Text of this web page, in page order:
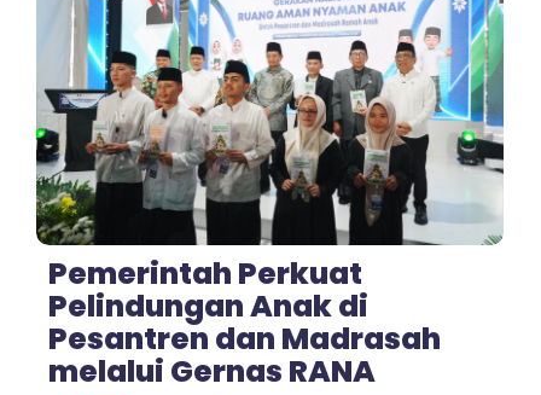
No Comments
Pemerintah Perkuat
Pelindungan Anak di
Pesantren dan Madrasah
melalui Gernas RANA